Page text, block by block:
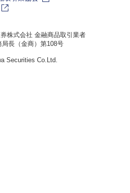
株式会社 金融商品取引業者
局長（金商）第108号
Securities Co.Ltd.